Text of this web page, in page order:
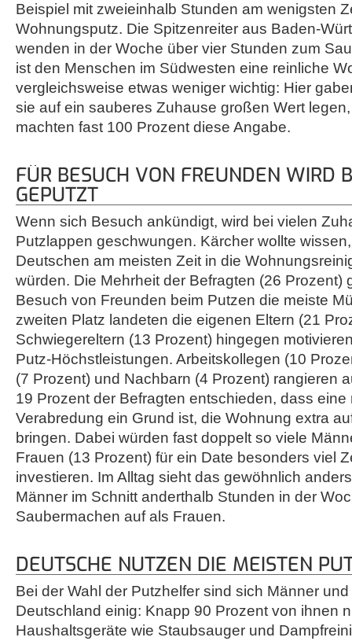
Beispiel mit zweieinhalb Stunden am wenigsten
Wohnungsputz. Die Spitzenreiter aus Baden-
wenden in der Woche über vier Stunden zum
ist den Menschen im Südwesten eine reinliche
vergleichsweise etwas weniger wichtig: Hier
sie auf ein sauberes Zuhause großen Wert
machten fast 100 Prozent diese Angabe.
FÜR BESUCH VON FREUNDEN WIRD
GEPUTZT
Wenn sich Besuch ankündigt, wird bei vielen
Putzlappen geschwungen. Kärcher wollte
Deutschen am meisten Zeit in die
würden. Die Mehrheit der Befragten (26 Prozent)
Besuch von Freunden beim Putzen die meiste
zweiten Platz landeten die eigenen Eltern (21
Schwiegereltern (13 Prozent) hingegen
Putz-Höchstleistungen. Arbeitskollegen (10
(7 Prozent) und Nachbarn (4 Prozent) rangieren
19 Prozent der Befragten entschieden, dass eine
Verabredung ein Grund ist, die Wohnung extra
bringen. Dabei würden fast doppelt so viele
Frauen (13 Prozent) für ein Date besonders viel
investieren. Im Alltag sieht das gewöhnlich
Männer im Schnitt anderthalb Stunden in der
Saubermachen auf als Frauen.
DEUTSCHE NUTZEN DIE MEISTEN
Bei der Wahl der Putzhelfer sind sich Männer
Deutschland einig: Knapp 90 Prozent von ihnen
Haushaltsgeräte wie Staubsauger und